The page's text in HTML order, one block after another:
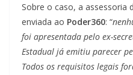
Sobre o caso, a assessoria
enviada ao Poder360: “
foi apresentada pelo ex-
Estadual já emitiu parecer
Todos os requisitos legais